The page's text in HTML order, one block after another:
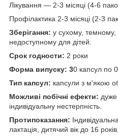
Лікування — 2-3 місяці (4-6
Профілактика 2-3 місяці (2-3
Зберігання: у сухому, темному,
недоступному для дітей.
Срок годности: 2 роки
Форма випуску: 30 капсул по
Тип капсул: капсули з м'якою
Можливі побічні ефекти: дуже
індивідуальну нестерпність.
Протипоказання:
лактація, дитячий вік до 16